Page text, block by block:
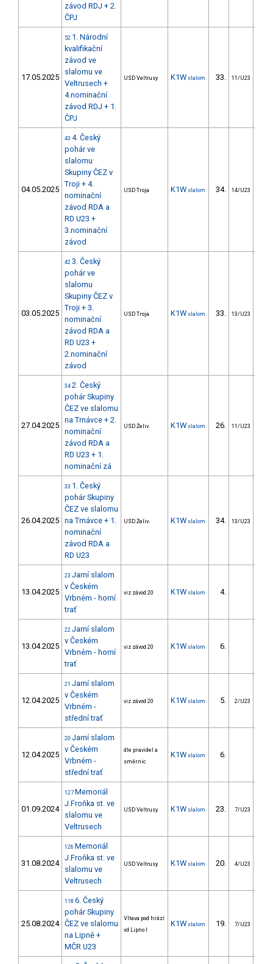
závod RDJ + 2.
ČPJ
17.05.2025
52 1. Národní
kvalifikační
závod ve
slalomu ve
Veltrusech +
4.nominační
závod RDJ + 1.
ČPJ
USD Veltrusy K1W slalom 33. 11/U23
04.05.2025
43 4. Český
pohár ve
slalomu
Skupiny ČEZ v
Troji + 4.
nominační
závod RDA a
RD U23 +
3.nominační
závod
USD Troja K1W slalom 34. 14/U23
03.05.2025
42 3. Český
pohár ve
slalomu
Skupiny ČEZ v
Troji + 3.
nominační
závod RDA a
RD U23 +
2.nominační
závod
USD Troja K1W slalom 33. 13/U23
27.04.2025
34 2. Český
pohár Skupiny
ČEZ ve slalomu
na Trnávce + 2.
nominační
závod RDA a
RD U23 + 1.
nominační zá
USD Želiv. K1W slalom 26. 11/U23
26.04.2025
33 1. Český
pohár Skupiny
ČEZ ve slalomu
na Trnávce + 1.
nominační
závod RDA a
RD U23
USD Želiv. K1W slalom 34. 13/U23
13.04.2025
23 Jarní slalom
v Českém
Vrbném - horní
trať
viz závod 20 K1W slalom 4.
13.04.2025
22 Jarní slalom
v Českém
Vrbném - horní
trať
viz závod 20 K1W slalom 6.
12.04.2025
21 Jarní slalom
v Českém
Vrbném -
střední trať
viz závod 20 K1W slalom 5. 2/U23
12.04.2025
20 Jarní slalom
v Českém
Vrbném -
střední trať
dle pravidel a
směrnic
K1W slalom 6.
01.09.2024
127 Memoriál
J.Froňka st. ve
slalomu ve
Veltrusech
USD Veltrusy K1W slalom 23. 7/U23
31.08.2024
126 Memoriál
J.Froňka st. ve
slalomu ve
Veltrusech
USD Veltrusy K1W slalom 20. 4/U23
25.08.2024
118 6. Český
pohár Skupiny
ČEZ ve slalomu
na Lipně +
MČR U23
Vltava pod hrází
vd Lipno I
K1W slalom 19. 7/U23